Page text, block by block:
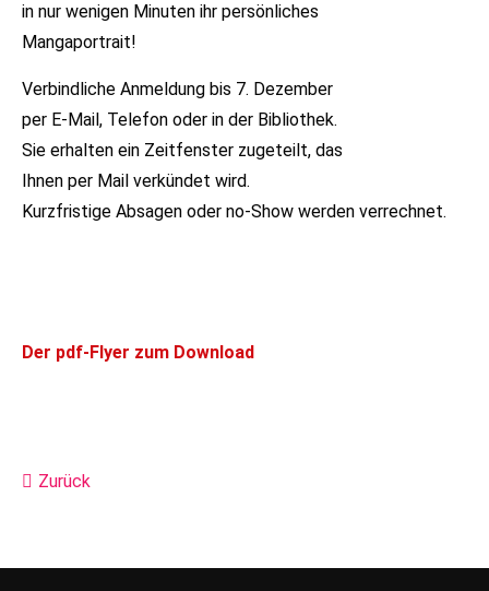
Support
Lorem ipsum dolor sit amet:
24h / 365days
Get in touch
in nur wenigen Minuten ihr persönliches
Mangaportrait!
Verbindliche Anmeldung bis 7. Dezember
per E-Mail, Telefon oder in der Bibliothek.
Sie erhalten ein Zeitfenster zugeteilt, das
Ihnen per Mail verkündet wird.
Kurzfristige Absagen oder no-Show werden verrechnet.
Der pdf-Flyer zum Download
Zurück